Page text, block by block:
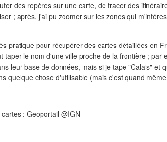
des repères sur une carte, de tracer des
; après, j'ai pu zoomer sur les zones qui
pratique pour récupérer des cartes détaillées en
taper le nom d'une ville proche de la frontière ; par
leur base de données, mais si je tape "Calais" et
quelque chose d'utilisable (mais c'est quand
: Geoportail @IGN